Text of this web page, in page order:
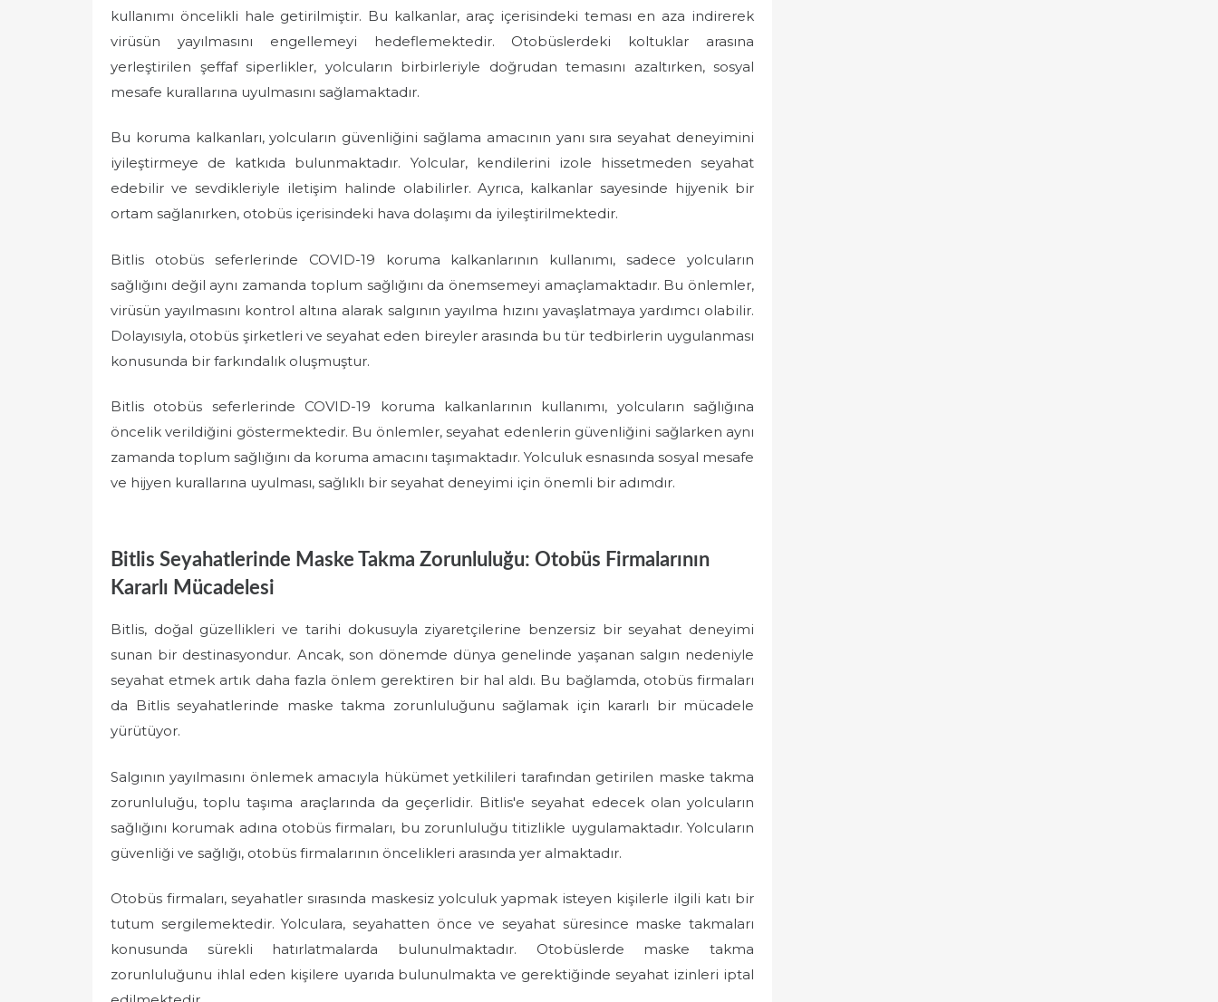
kullanımı öncelikli hale getirilmiştir. Bu kalkanlar, araç içerisindeki teması en aza indirerek
virüsün yayılmasını engellemeyi hedeflemektedir. Otobüslerdeki koltuklar arasına
yerleştirilen şeffaf siperlikler, yolcuların birbirleriyle doğrudan temasını azaltırken, sosyal
mesafe kurallarına uyulmasını sağlamaktadır.
Bu koruma kalkanları, yolcuların güvenliğini sağlama amacının yanı sıra seyahat deneyimini
iyileştirmeye de katkıda bulunmaktadır. Yolcular, kendilerini izole hissetmeden seyahat
edebilir ve sevdikleriyle iletişim halinde olabilirler. Ayrıca, kalkanlar sayesinde hijyenik bir
ortam sağlanırken, otobüs içerisindeki hava dolaşımı da iyileştirilmektedir.
Bitlis otobüs seferlerinde COVID-19 koruma kalkanlarının kullanımı, sadece yolcuların
sağlığını değil aynı zamanda toplum sağlığını da önemsemeyi amaçlamaktadır. Bu önlemler,
virüsün yayılmasını kontrol altına alarak salgının yayılma hızını yavaşlatmaya yardımcı olabilir.
Dolayısıyla, otobüs şirketleri ve seyahat eden bireyler arasında bu tür tedbirlerin uygulanması
konusunda bir farkındalık oluşmuştur.
Bitlis otobüs seferlerinde COVID-19 koruma kalkanlarının kullanımı, yolcuların sağlığına
öncelik verildiğini göstermektedir. Bu önlemler, seyahat edenlerin güvenliğini sağlarken aynı
zamanda toplum sağlığını da koruma amacını taşımaktadır. Yolculuk esnasında sosyal mesafe
ve hijyen kurallarına uyulması, sağlıklı bir seyahat deneyimi için önemli bir adımdır.
Bitlis Seyahatlerinde Maske Takma Zorunluluğu: Otobüs Firmalarının
Kararlı Mücadelesi
Bitlis, doğal güzellikleri ve tarihi dokusuyla ziyaretçilerine benzersiz bir seyahat deneyimi
sunan bir destinasyondur. Ancak, son dönemde dünya genelinde yaşanan salgın nedeniyle
seyahat etmek artık daha fazla önlem gerektiren bir hal aldı. Bu bağlamda, otobüs firmaları
da Bitlis seyahatlerinde maske takma zorunluluğunu sağlamak için kararlı bir mücadele
yürütüyor.
Salgının yayılmasını önlemek amacıyla hükümet yetkilileri tarafından getirilen maske takma
zorunluluğu, toplu taşıma araçlarında da geçerlidir. Bitlis'e seyahat edecek olan yolcuların
sağlığını korumak adına otobüs firmaları, bu zorunluluğu titizlikle uygulamaktadır. Yolcuların
güvenliği ve sağlığı, otobüs firmalarının öncelikleri arasında yer almaktadır.
Otobüs firmaları, seyahatler sırasında maskesiz yolculuk yapmak isteyen kişilerle ilgili katı bir
tutum sergilemektedir. Yolculara, seyahatten önce ve seyahat süresince maske takmaları
konusunda sürekli hatırlatmalarda bulunulmaktadır. Otobüslerde maske takma
zorunluluğunu ihlal eden kişilere uyarıda bulunulmakta ve gerektiğinde seyahat izinleri iptal